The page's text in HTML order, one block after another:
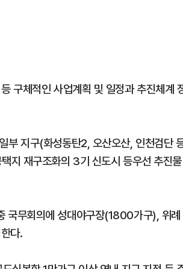
구체적인 사업계획 및 일정과 추진체계
지구(화성동탄2, 오산오산, 인천검단
지 재구조화의 3기 신도시 등우선 추진물
국무회의에 성대야구장(1800가구), 위례
다.